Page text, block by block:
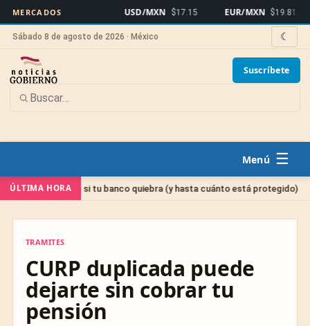
MERCADOS USD/MXN $17.15 EUR/MXN $19.81
Sábado 8 de agosto de 2026 · México ☾
Suscríbete
☰
ÚLTIMA HORA
si tu banco quiebra (y hasta cuánto está protegido) Sin
TRAMITES
CURP duplicada puede
dejarte sin cobrar tu
pensión